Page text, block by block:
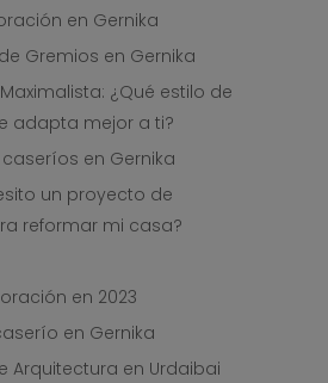
en Gernika
Gremios en Gernika
¿Qué estilo de
adapta mejor a ti?
en Gernika
un proyecto de
reformar mi casa?
en 2023
en Gernika
Arquitectura en Urdaibai